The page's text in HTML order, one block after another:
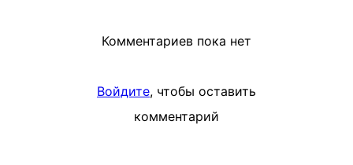
Комментариев пока нет
Войдите, чтобы оставить
комментарий